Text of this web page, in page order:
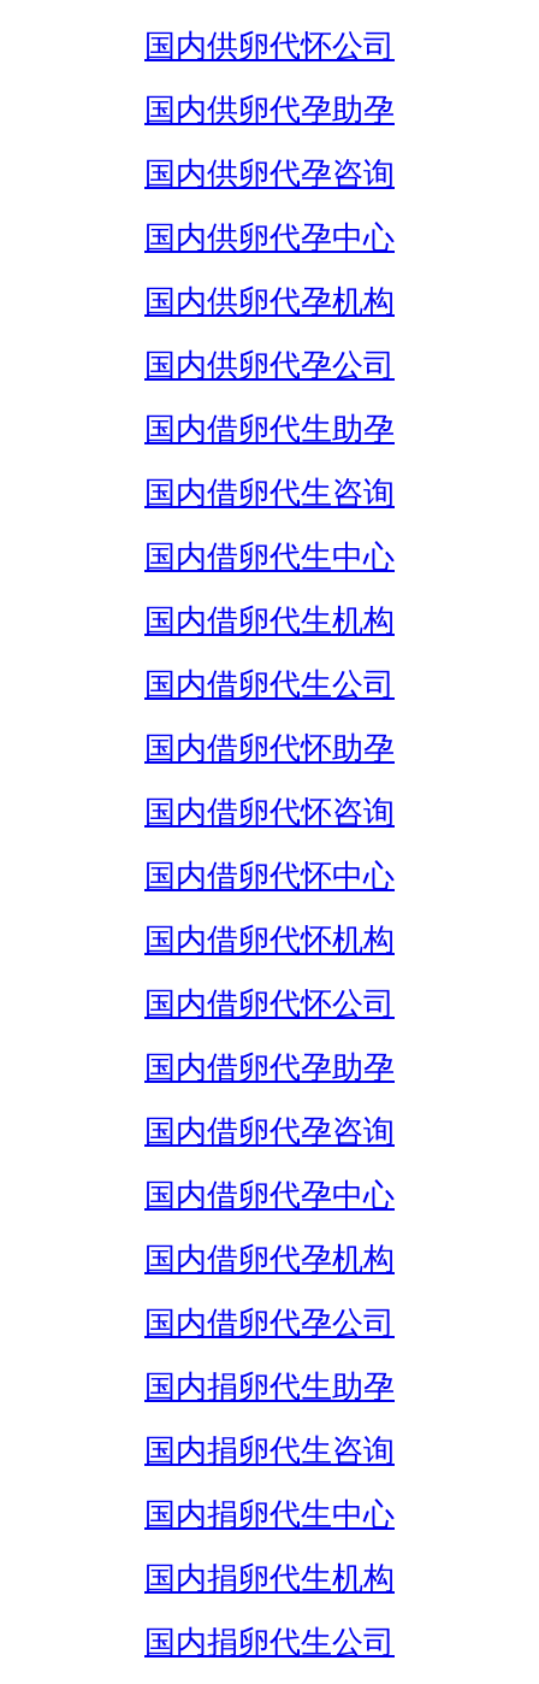
国内供卵代怀公司
国内供卵代孕助孕
国内供卵代孕咨询
国内供卵代孕中心
国内供卵代孕机构
国内供卵代孕公司
国内借卵代生助孕
国内借卵代生咨询
国内借卵代生中心
国内借卵代生机构
国内借卵代生公司
国内借卵代怀助孕
国内借卵代怀咨询
国内借卵代怀中心
国内借卵代怀机构
国内借卵代怀公司
国内借卵代孕助孕
国内借卵代孕咨询
国内借卵代孕中心
国内借卵代孕机构
国内借卵代孕公司
国内捐卵代生助孕
国内捐卵代生咨询
国内捐卵代生中心
国内捐卵代生机构
国内捐卵代生公司